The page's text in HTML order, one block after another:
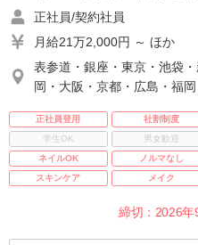
正社員/契約社員
月給21万2,000円 ～ ほか
表参道・銀座・東京・池袋
岡・大阪・京都・広島・福
正社員登用 社割制度
学生OK
男女歓迎
ネイルOK
ノルマなし
スキンケア
メイク
締切：2026年